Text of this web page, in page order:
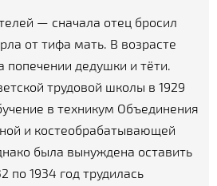
— сначала отец бросил
от тифа мать. В возрасте
попечении дедушки и тёти.
трудовой школы в 1929
в техникум Объединения
и костеобрабатывающей
была вынуждена оставить
по 1934 год трудилась